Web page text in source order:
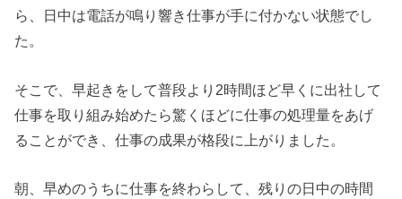
ら、日中は電話が鳴り響き仕事が手に付かない状態でし
た。
そこで、早起きをして普段より2時間ほど早くに出社して
仕事を取り組み始めたら驚くほどに仕事の処理量をあげ
ることができ、仕事の成果が格段に上がりました。
朝、早めのうちに仕事を終わらして、残りの日中の時間